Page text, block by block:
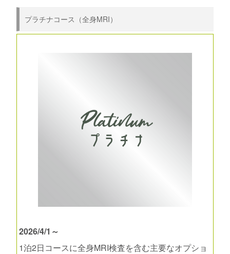
プラチナコース（全身MRI）
2026/4/1～
1泊2日コースに全身MRI検査を含む主要なオプショ